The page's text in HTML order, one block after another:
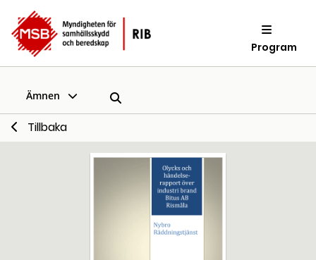
Program
Ämnen
Tillbaka